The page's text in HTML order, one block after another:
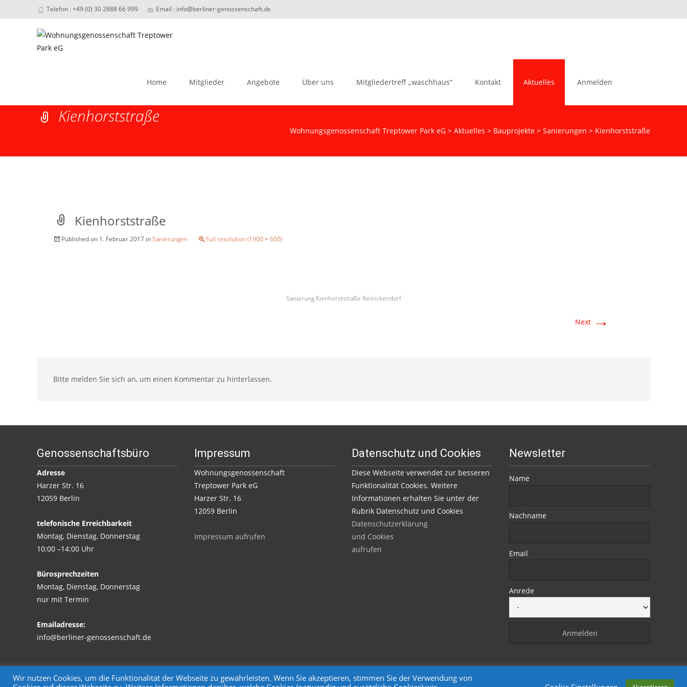
Telefon : +49 (0) 30 2888 66 999 Email : info@berliner-genossenschaft.de
Home Mitglieder Angebote Über uns Mitgliedertreff „waschhaus“ Kontakt Aktuelles Anmelden
Kienhorststraße
Wohnungsgenossenschaft Treptower Park eG > Aktuelles > Bauprojekte > Sanierungen > Kienhorststraße
Kienhorststraße
Published on 1. Februar 2017 inSanierungen Full resolution (1900 × 600)
Next →
Sanierung Kienhorststraße Reinickendorf
Bitte melden Sie sich an, um einen Kommentar zu hinterlassen.
Genossenschaftsbüro
Adresse
Harzer Str. 16
12059 Berlin
telefonische Erreichbarkeit
Montag, Dienstag, Donnerstag
10:00 –14:00 Uhr
Bürosprechzeiten
Montag, Dienstag, Donnerstag
nur mit Termin
Emailadresse:
info@berliner-genossenschaft.de
Impressum
Wohnungsgenossenschaft
Treptower Park eG
Harzer Str. 16
12059 Berlin
Impressum aufrufen
Datenschutz und Cookies
Diese Webseite verwendet zur besseren
Funktionalität Cookies. Weitere
Informationen erhalten Sie unter der
Rubrik Datenschutz und Cookies
Datenschutzerklärung
und Cookies
aufrufen
Newsletter
Name
Nachname
Email
Anrede
Wir nutzen Cookies, um die Funktionalität der Webseite zu gewährleisten. Wenn Sie akzeptieren, stimmen Sie der Verwendung von